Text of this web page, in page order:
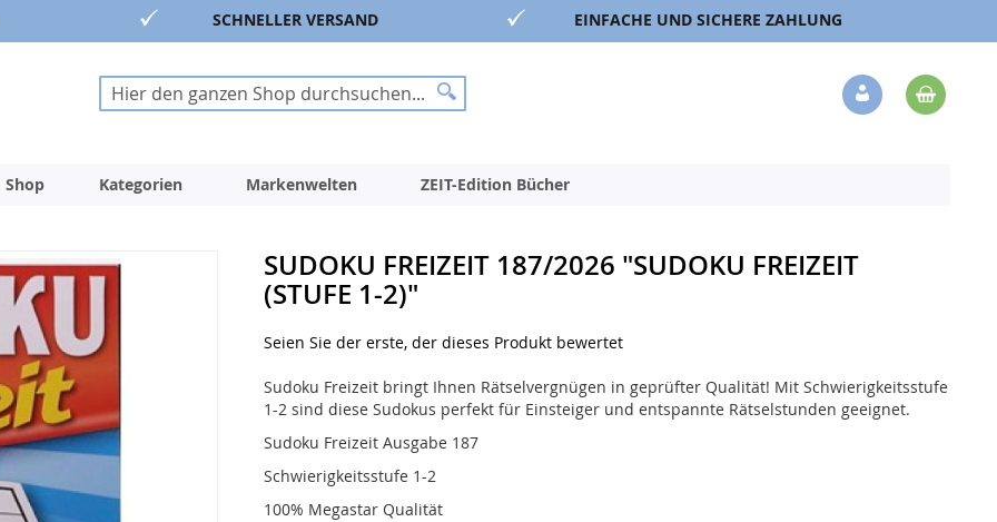
SCHNELLER VERSAND EINFACHE UND SICHERE ZAHLUNG
Suche
Suche
Veränderung
Shop Kategorien Markenwelten ZEIT-Edition Bücher
SUDOKU FREIZEIT 187/2026 "SUDOKU FREIZEIT
(STUFE 1-2)"
Seien Sie der erste, der dieses Produkt bewertet
Sudoku Freizeit bringt Ihnen Rätselvergnügen in geprüfter Qualität! Mit Schwierigkeitsstufe
1-2 sind diese Sudokus perfekt für Einsteiger und entspannte Rätselstunden geeignet.
Sudoku Freizeit Ausgabe 187
Schwierigkeitsstufe 1-2
100% Megastar Qualität